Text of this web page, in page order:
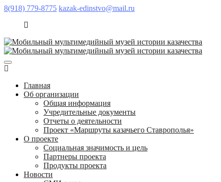
8(918) 779-8775 kazak-edinstvo@mail.ru
Главная
Об организации
Общая информация
Учредительные документы
Отчеты о деятельности
Проект «Маршруты казачьего Ставрополья»
О проекте
Социальная значимость и цель
Партнеры проекта
Продукты проекта
Новости